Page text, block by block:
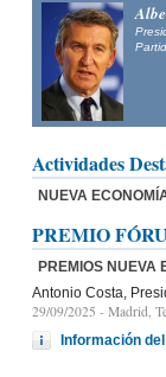
Actividades
NUEVA
PREMIO
PREMIOS NUEVA
Antonio Costa,
29/09/2025 - Madrid,
Información